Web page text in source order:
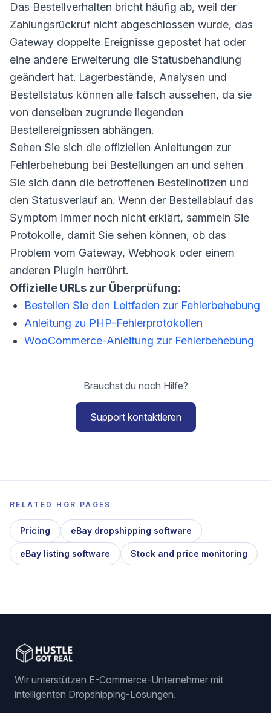
Das Bestellverhalten bricht häufig ab, weil der
Zahlungsrückruf nicht abgeschlossen wurde, das
Gateway doppelte Ereignisse gepostet hat oder
eine andere Erweiterung die Statusbehandlung
geändert hat. Lagerbestände, Analysen und
Bestellstatus können alle falsch aussehen, da sie
von denselben zugrunde liegenden
Bestellereignissen abhängen.
Sehen Sie sich die offiziellen Anleitungen zur
Fehlerbehebung bei Bestellungen an und sehen
Sie sich dann die betroffenen Bestellnotizen und
den Statusverlauf an. Wenn der Bestellablauf das
Symptom immer noch nicht erklärt, sammeln Sie
Protokolle, damit Sie sehen können, ob das
Problem vom Gateway, Webhook oder einem
anderen Plugin herrührt.
Offizielle URLs zur Überprüfung:
Bestellen Sie den Leitfaden zur Fehlerbehebung
Anleitung zu PHP-Fehlerprotokollen
WooCommerce-Anleitung zur Fehlerbehebung
Brauchst du noch Hilfe?
Support kontaktieren
RELATED HGR PAGES
Pricing eBay dropshipping software
eBay listing software Stock and price monitoring
Wir unterstützen E-Commerce-Unternehmer mit
intelligenten Dropshipping-Lösungen.